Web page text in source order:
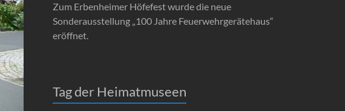
Zum Erbenheimer Höfefest wurde die neue
Sonderausstellung „100 Jahre Feuerwehrgerätehaus“
eröffnet.
Tag der Heimatmuseen